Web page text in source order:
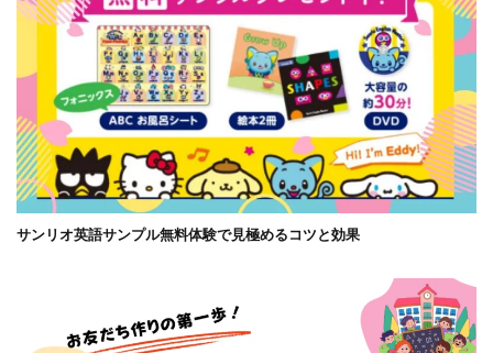
サンリオ英語サンプル無料体験で見極めるコツと効果